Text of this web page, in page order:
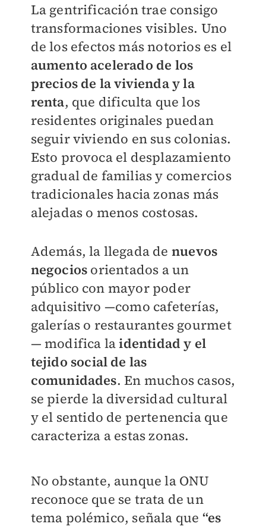
La gentrificación trae consigo
transformaciones visibles. Uno
de los efectos más notorios es el
aumento acelerado de los
precios de la vivienda y la
renta, que dificulta que los
residentes originales puedan
seguir viviendo en sus colonias.
Esto provoca el desplazamiento
gradual de familias y comercios
tradicionales hacia zonas más
alejadas o menos costosas.
Además, la llegada de nuevos
negocios orientados a un
público con mayor poder
adquisitivo —como cafeterías,
galerías o restaurantes gourmet
— modifica laidentidad y el
tejido social de las
comunidades. En muchos casos,
se pierde la diversidad cultural
y el sentido de pertenencia que
caracteriza a estas zonas.
No obstante, aunque la ONU
reconoce que se trata de un
tema polémico, señala que “es